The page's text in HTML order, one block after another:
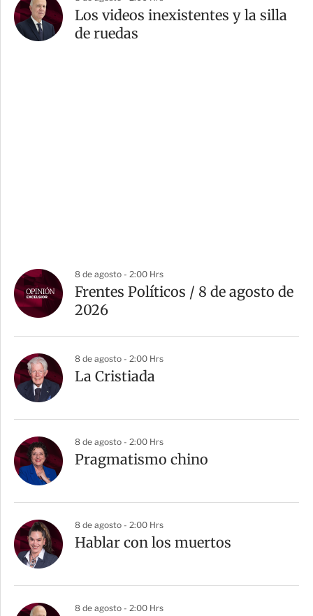
Los videos inexistentes y la silla
de ruedas
8 de agosto - 2:00 Hrs
Frentes Políticos / 8 de agosto de
2026
8 de agosto - 2:00 Hrs
La Cristiada
8 de agosto - 2:00 Hrs
Pragmatismo chino
8 de agosto - 2:00 Hrs
Hablar con los muertos
8 de agosto - 2:00 Hrs